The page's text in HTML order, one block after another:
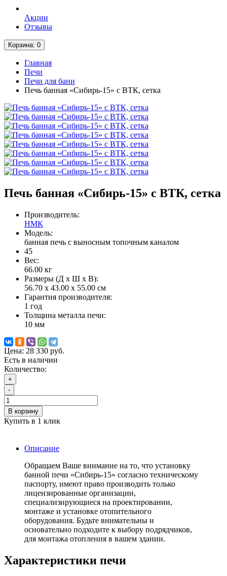
Акции
Отзывы
Корзина: 0
Главная
Печи
Печи для бани
Печь банная «Сибирь-15» с ВТК, сетка
Печь банная «Сибирь-15» с ВТК, сетка
Производитель:
НМК
Модель:
банная печь с выносным топочным каналом
45
Вес:
66.00 кг
Размеры (Д x Ш x В):
56.70 x 43.00 x 55.00 см
Гарантия производителя:
1 год
Толщина металла печи:
10 мм
Цена: 28 330 руб.
Есть в наличии
Количество:
+
-
В корзину
Купить в 1 клик
Описание
Обращаем Ваше внимание на то, что установку
банной печи «Сибирь-15» согласно техническому
паспорту, имеют право производить только
лицензированные организации,
специализирующиеся на проектировании,
монтаже и установке отопительного
оборудования. Будьте внимательны и
основательно подходите к выбору подрядчиков,
для монтажа отопления в вашем здании.
Характеристики печи